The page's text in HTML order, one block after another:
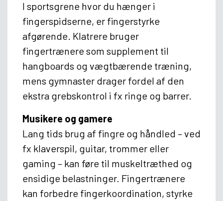
I sportsgrene hvor du hænger i
fingerspidserne, er fingerstyrke
afgørende. Klatrere bruger
fingertrænere som supplement til
hangboards og vægtbærende træning,
mens gymnaster drager fordel af den
ekstra grebskontrol i fx ringe og barrer.
Musikere og gamere
Lang tids brug af fingre og håndled – ved
fx klaverspil, guitar, trommer eller
gaming – kan føre til muskeltræthed og
ensidige belastninger. Fingertrænere
kan forbedre fingerkoordination, styrke